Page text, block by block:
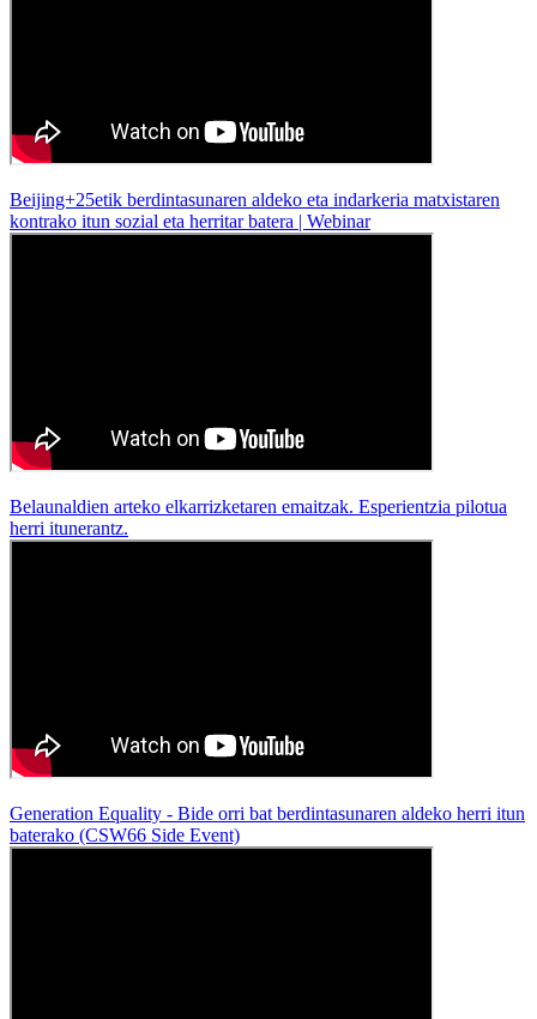
Beijing+25etik berdintasunaren aldeko eta indarkeria matxistaren
kontrako itun sozial eta herritar batera | Webinar
Belaunaldien arteko elkarrizketaren emaitzak. Esperientzia pilotua
herri itunerantz.
Generation Equality - Bide orri bat berdintasunaren aldeko herri itun
baterako (CSW66 Side Event)